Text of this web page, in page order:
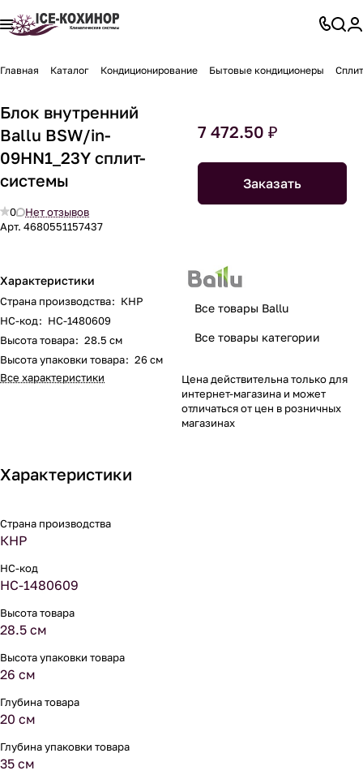
Главная Каталог Кондиционирование Бытовые кондиционеры
Блок внутренний
Ballu BSW/in-
09HN1_23Y сплит-
системы
0
Нет отзывов
Арт. 4680551157437
Характеристики
Страна производства: КНР
НС-код: НС-1480609
Высота товара: 28.5 см
Высота упаковки товара: 26 см
Все характеристики
7 472.50 ₽
Заказать
Все товары Ballu
Все товары категории
Цена действительна только для
интернет-магазина и может
отличаться от цен в розничных
магазинах
Характеристики
Страна производства
КНР
НС-код
НС-1480609
Высота товара
28.5 см
Высота упаковки товара
26 см
Глубина товара
20 см
Глубина упаковки товара
35 см